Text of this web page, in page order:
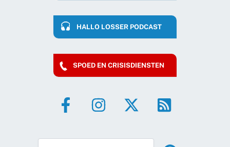
HALLO LOSSER PODCAST
SPOED EN CRISISDIENSTEN